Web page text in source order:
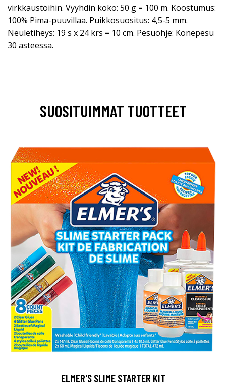
virkkaustöihin. Vyyhdin koko: 50 g = 100 m. Koostumus:
100% Pima-puuvillaa. Puikkosuositus: 4,5-5 mm.
Neuletiheys: 19 s x 24 krs = 10 cm. Pesuohje: Konepesu
30 asteessa.
SUOSITUIMMAT TUOTTEET
ELMER'S SLIME STARTER KIT